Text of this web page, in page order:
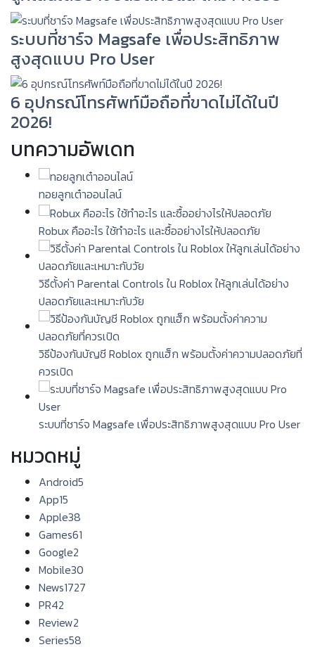
ระบบที่ชาร์จ Magsafe เพื่อประสิทธิภาพ
สูงสุดแบบ Pro User
6 อุปกรณ์โทรศัพท์มือถือที่ขาดไม่ได้ในปี
2026!
บทความอัพเดท
ทอยลูกเต๋าออนไลน์
Robux คืออะไร ใช้ทำอะไร และซื้ออย่างไรให้ปลอดภัย
วิธีตั้งค่า Parental Controls ใน Roblox ให้ลูกเล่นได้อย่าง
ปลอดภัยและเหมาะกับวัย
วิธีป้องกันบัญชี Roblox ถูกแฮ็ก พร้อมตั้งค่าความปลอดภัยที่
ควรเปิด
ระบบที่ชาร์จ Magsafe เพื่อประสิทธิภาพสูงสุดแบบ Pro User
หมวดหมู่
Android5
App15
Apple38
Games61
Google2
Mobile30
News1727
PR42
Review2
Series58